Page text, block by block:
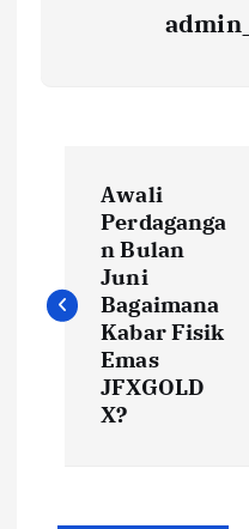
Awali
Perdaganga
n Bulan
Juni
Bagaimana
Kabar Fisik
Emas
JFXGOLD
X?